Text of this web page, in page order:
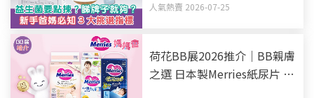
人氣熱賣 2026-07-25
荷花BB展2026推介｜BB親膚
之選 日本製Merries紙尿片 媽